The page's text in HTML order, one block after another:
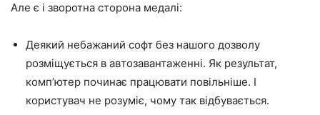
Але є і зворотна сторона медалі:
Деякий небажаний софт без нашого дозволу
розміщується в автозавантаженні. Як результат,
комп’ютер починає працювати повільніше. І
користувач не розуміє, чому так відбувається.